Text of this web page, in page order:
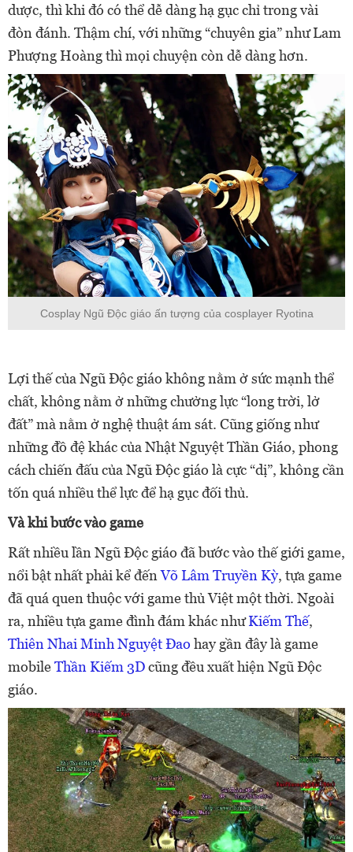
dược, thì khi đó có thể dễ dàng hạ gục chỉ trong vài
đòn đánh. Thậm chí, với những “chuyên gia” như Lam
Phượng Hoàng thì mọi chuyện còn dễ dàng hơn.
Cosplay Ngũ Độc giáo ấn tượng của cosplayer Ryotina
Lợi thế của Ngũ Độc giáo không nằm ở sức mạnh thể
chất, không nằm ở những chưởng lực “long trời, lở
đất” mà nằm ở nghệ thuật ám sát. Cũng giống như
những đồ đệ khác của Nhật Nguyệt Thần Giáo, phong
cách chiến đấu của Ngũ Độc giáo là cực “dị”, không cần
tốn quá nhiều thể lực để hạ gục đối thủ.
Và khi bước vào game
Rất nhiều lần Ngũ Độc giáo đã bước vào thế giới game,
nổi bật nhất phải kể đếnVõ Lâm Truyền Kỳ, tựa game
đã quá quen thuộc với game thủ Việt một thời. Ngoài
ra, nhiều tựa game đình đám khác nhưKiếm Thế,
Thiên Nhai Minh Nguyệt Đao hay gần đây là game
mobileThần Kiếm 3Dcũng đều xuất hiện Ngũ Độc
giáo.